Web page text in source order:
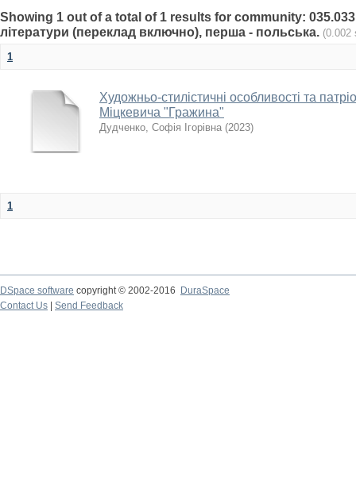
Showing 1 out of a total of 1 results for community:
літератури (переклад включно), перша - польська. (0.002
1
Художньо-стилістичні особливості та
Міцкевича "Гражина"
Дудченко, Софія Ігорівна (2023)
1
DSpace software copyright © 2002-2016
DuraSpace
Contact Us
Send Feedback